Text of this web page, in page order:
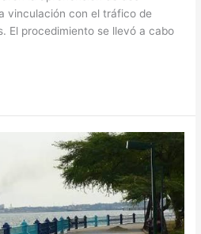
vinculación con el tráfico de
El procedimiento se llevó a cabo